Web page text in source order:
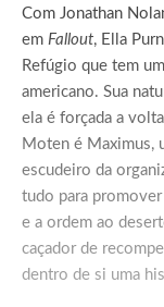
Com Jonathan
em Fallout, Ella
Refúgio que tem
americano. Sua
ela é forçada a
Moten é Maximus,
escudeiro da
tudo para
e a ordem ao
caçador de
dentro de si uma